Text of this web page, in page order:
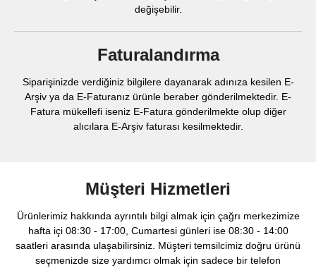
değişebilir.
Faturalandırma
Siparişinizde verdiğiniz bilgilere dayanarak adınıza kesilen E-
Arşiv ya da E-Faturanız ürünle beraber gönderilmektedir. E-
Fatura mükellefi iseniz E-Fatura gönderilmekte olup diğer
alıcılara E-Arşiv faturası kesilmektedir.
Müşteri Hizmetleri
Ürünlerimiz hakkında ayrıntılı bilgi almak için çağrı merkezimize
hafta içi 08:30 - 17:00, Cumartesi günleri ise 08:30 - 14:00
saatleri arasında ulaşabilirsiniz. Müşteri temsilcimiz doğru ürünü
seçmenizde size yardımcı olmak için sadece bir telefon